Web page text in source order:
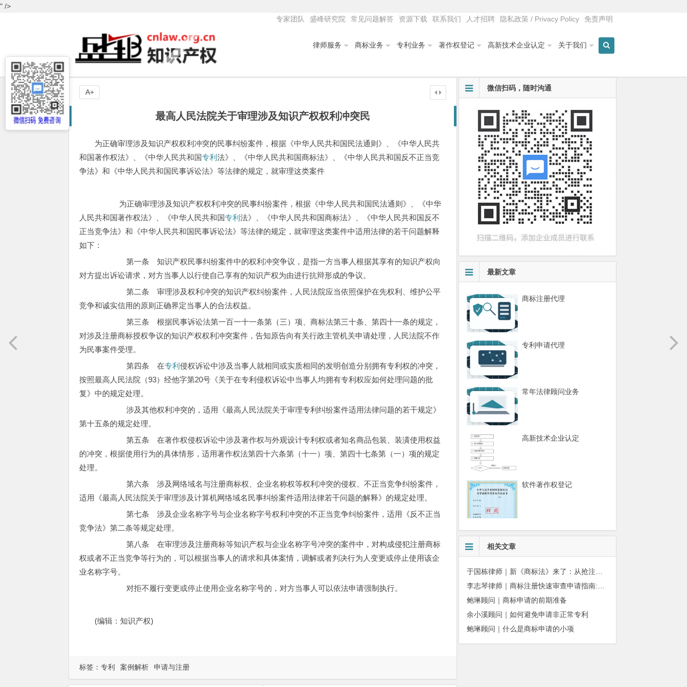
" />
专家团队
盛峰研究院 常见问题解答 资源下载 联系我们 人才招聘 隐私政策 / Privacy Policy 免责声明
律师服务 商标业务 专利业务 著作权登记 高新技术企业认定 关于我们
最高人民法院关于审理涉及知识产权权利冲突民
为正确审理涉及知识产权权利冲突的民事纠纷案件，根据《中华人民共和国民法通则》、《中华人民共
和国著作权法》、《中华人民共和国专利法》、《中华人民共和国商标法》、《中华人民共和国反不正当竞
争法》和《中华人民共和国民事诉讼法》等法律的规定，就审理这类案件
为正确审理涉及知识产权权利冲突的民事纠纷案件，根据《中华人民共和国民法通则》、《中华
人民共和国著作权法》、《中华人民共和国专利法》、《中华人民共和国商标法》、《中华人民共和国反不
正当竞争法》和《中华人民共和国民事诉讼法》等法律的规定，就审理这类案件中适用法律的若干问题解释
如下：
第一条 知识产权民事纠纷案件中的权利冲突争议，是指一方当事人根据其享有的知识产权向
对方提出诉讼请求，对方当事人以行使自己享有的知识产权为由进行抗辩形成的争议。
第二条 审理涉及权利冲突的知识产权纠纷案件，人民法院应当依照保护在先权利、维护公平
竞争和诚实信用的原则正确界定当事人的合法权益。
第三条 根据民事诉讼法第一百一十一条第（三）项、商标法第三十条、第四十一条的规定，
对涉及注册商标授权争议的知识产权权利冲突案件，告知原告向有关行政主管机关申请处理，人民法院不作
为民事案件受理。
第四条 在专利侵权诉讼中涉及当事人就相同或实质相同的发明创造分别拥有专利权的冲突，
按照最高人民法院（93）经他字第20号《关于在专利侵权诉讼中当事人均拥有专利权应如何处理问题的批
复》中的规定处理。
涉及其他权利冲突的，适用《最高人民法院关于审理专利纠纷案件适用法律问题的若干规定》
第十五条的规定处理。
第五条 在著作权侵权诉讼中涉及著作权与外观设计专利权或者知名商品包装、装潢使用权益
的冲突，根据使用行为的具体情形，适用著作权法第四十六条第（十一）项、第四十七条第（一）项的规定
处理。
第六条 涉及网络域名与注册商标权、企业名称权等权利冲突的侵权、不正当竞争纠纷案件，
适用《最高人民法院关于审理涉及计算机网络域名民事纠纷案件适用法律若干问题的解释》的规定处理。
第七条 涉及企业名称字号与企业名称字号权利冲突的不正当竞争纠纷案件，适用《反不正当
竞争法》第二条等规定处理。
第八条 在审理涉及注册商标等知识产权与企业名称字号冲突的案件中，对构成侵犯注册商标
权或者不正当竞争等行为的，可以根据当事人的请求和具体案情，调解或者判决行为人变更或停止使用该企
业名称字号。
对拒不履行变更或停止使用企业名称字号的，对方当事人可以依法申请强制执行。
(编辑：知识产权)
A+
标签：专利 案例解析 申请与注册
微信扫码，随时沟通
最新文章
商标注册代理
专利申请代理
常年法律顾问业务
高新技术企业认定
软件著作权登记
相关文章
鲍琳顾问｜商标申请的前期准备
余小溪顾问｜如何避免申请非正常专利
鲍琳顾问｜什么是商标申请的小项